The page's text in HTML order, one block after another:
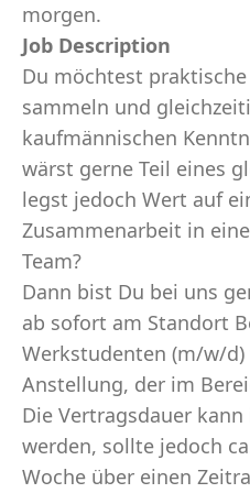
morgen.
Job Description
Du möchtest
sammeln und
kaufmännischen
wärst gerne Teil eines
legst jedoch Wert auf
Zusammenarbeit in
Team?
Dann bist Du bei uns
ab sofort am Standort
Werkstudenten (m/w/
Anstellung, der im
Die Vertragsdauer
werden, sollte jedoch
Woche über einen